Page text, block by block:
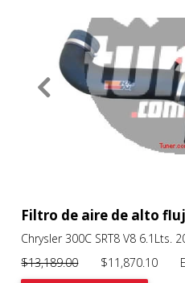
About
Services
Productos Filtros
Previous
Filtro de aire de alto
Chrysler 300C SRT8 V8 6.1Lts.
$13,189.00$11,870.10